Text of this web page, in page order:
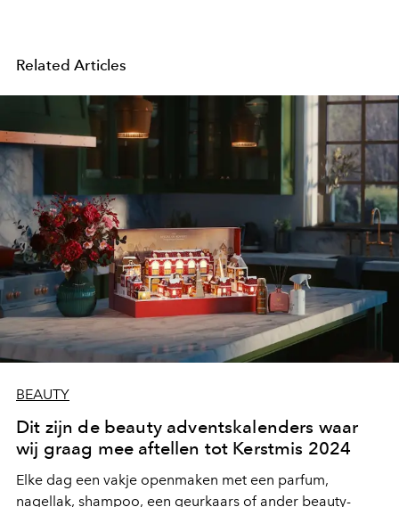
Related Articles
BEAUTY
Dit zijn de beauty adventskalenders waar
wij graag mee aftellen tot Kerstmis 2024
Elke dag een vakje openmaken met een parfum,
nagellak, shampoo, een geurkaars of ander beauty-